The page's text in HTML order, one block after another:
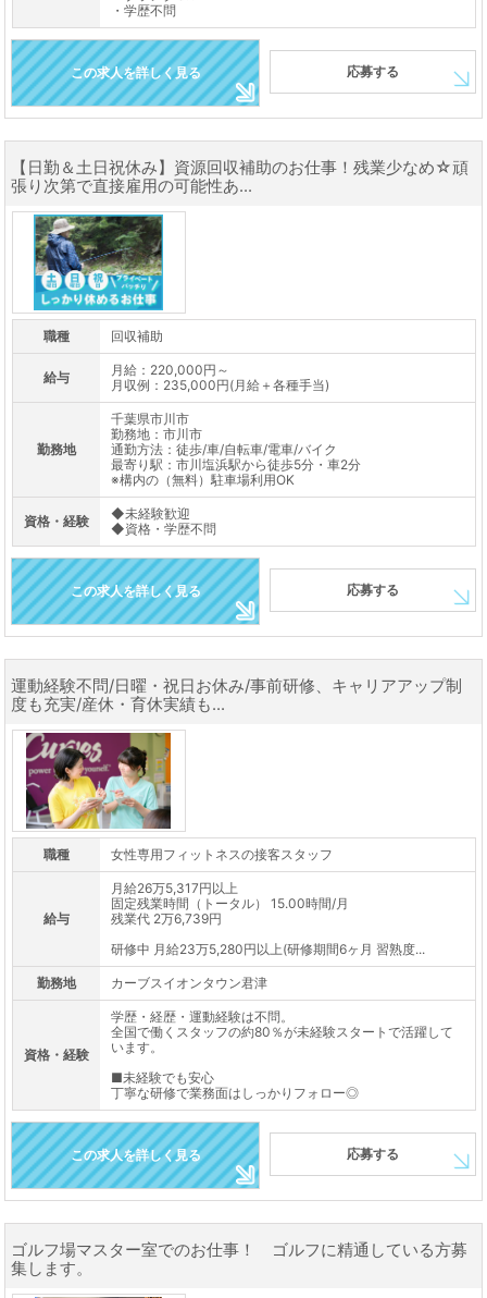
・学歴不問
この求人を詳しく見る 応募する
【日勤＆土日祝休み】資源回収補助のお仕事！残業少なめ☆頑
張り次第で直接雇用の可能性あ...
職種 回収補助
給与
月給：220,000円～
月収例：235,000円(月給＋各種手当)
勤務地
千葉県市川市
勤務地：市川市
通勤方法：徒歩/車/自転車/電車/バイク
最寄り駅：市川塩浜駅から徒歩5分・車2分
※構内の（無料）駐車場利用OK
資格・経験
◆未経験歓迎
◆資格・学歴不問
この求人を詳しく見る 応募する
運動経験不問/日曜・祝日お休み/事前研修、キャリアアップ制
度も充実/産休・育休実績も...
職種 女性専用フィットネスの接客スタッフ
給与
月給26万5,317円以上
固定残業時間（トータル） 15.00時間/月
残業代 2万6,739円
研修中 月給23万5,280円以上(研修期間6ヶ月 習熟度...
勤務地 カーブスイオンタウン君津
資格・経験
学歴・経歴・運動経験は不問。
全国で働くスタッフの約80％が未経験スタートで活躍して
います。
■未経験でも安心
丁寧な研修で業務面はしっかりフォロー◎
この求人を詳しく見る 応募する
ゴルフ場マスター室でのお仕事！ ゴルフに精通している方募
集します。